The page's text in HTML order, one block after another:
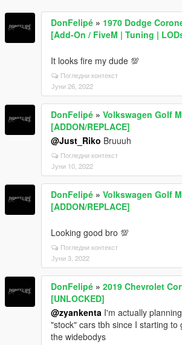
DonFelipé » 1970 Dodge
[Add-On / FiveM | Tuning |
It looks fire my dude 💯
Погледни контекст
Јуни 26, 2022
DonFelipé » Volkswagen Golf
[ADDON/REPLACE]
@Just_Riko Bruuuh
Погледни контекст
Јуни 10, 2022
DonFelipé » Volkswagen Golf
[ADDON/REPLACE]
Looking good bro 💯
Погледни контекст
Јуни 3, 2022
DonFelipé » 2019 Chevrolet
[UNLOCKED]
@zyankenta I'm actually
"stock" cars tbh since I starting to
the widebodys